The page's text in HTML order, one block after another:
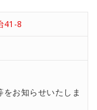
41-8
お知らせいたしま